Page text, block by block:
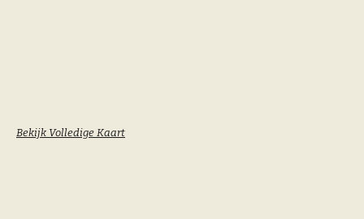
Bekijk Volledige Kaart